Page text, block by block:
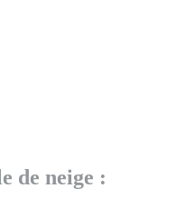
de neige :